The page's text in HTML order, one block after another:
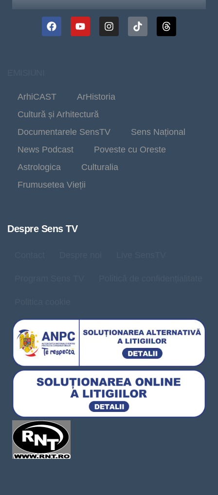
ArhiCAST
ArHistoria
Cultură și Arhitectură
Documentarele SensTV
Sens Național
News Podcast
Poveste cu Oreste
Astrologica
Culturalia
Frumusetea Vieții
Despre Sens TV